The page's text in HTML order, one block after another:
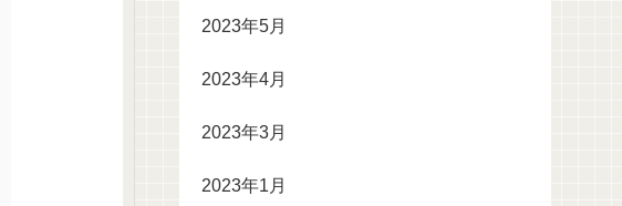
2023年5月
2023年4月
2023年3月
2023年1月